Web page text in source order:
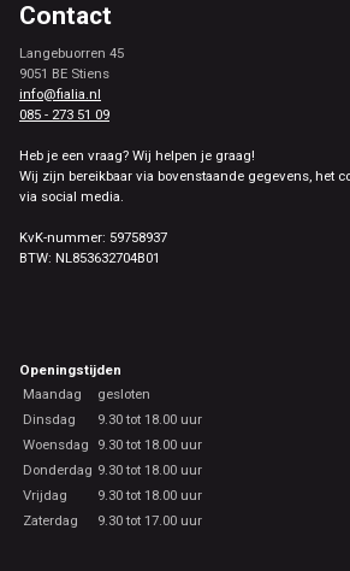
Contact
Langebuorren 45
9051 BE Stiens
info@fialia.nl
085 - 273 51 09
Heb je een vraag? Wij helpen je graag!
Wij zijn bereikbaar via bovenstaande gegevens, het
via social media.
KvK-nummer: 59758937
BTW: NL853632704B01
Openingstijden
Maandag
gesloten
Dinsdag
9.30 tot 18.00 uur
Woensdag
9.30 tot 18.00 uur
Donderdag 9.30 tot 18.00 uur
Vrijdag
9.30 tot 18.00 uur
Zaterdag
9.30 tot 17.00 uur